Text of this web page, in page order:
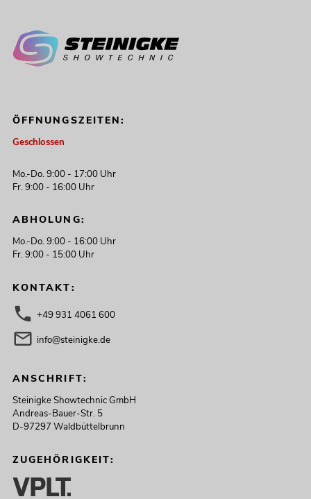
ÖFFNUNGSZEITEN:
Geschlossen
Mo.-Do. 9:00 - 17:00 Uhr
Fr. 9:00 - 16:00 Uhr
ABHOLUNG:
Mo.-Do. 9:00 - 16:00 Uhr
Fr. 9:00 - 15:00 Uhr
KONTAKT:
+49 931 4061 600
info@steinigke.de
ANSCHRIFT:
Steinigke Showtechnic GmbH
Andreas-Bauer-Str. 5
D-97297 Waldbüttelbrunn
ZUGEHÖRIGKEIT: